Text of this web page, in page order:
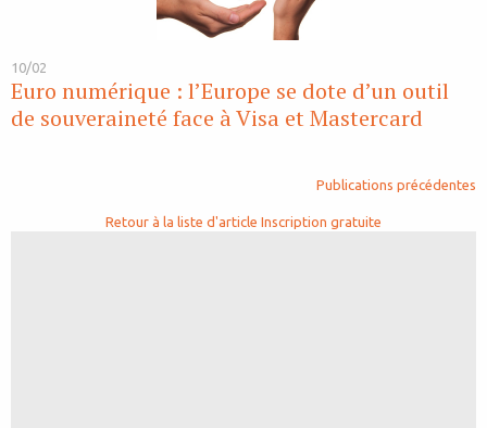
10/02
Euro numérique : l’Europe se dote d’un outil
de souveraineté face à Visa et Mastercard
Publications précédentes
Retour à la liste d'article Inscription gratuite